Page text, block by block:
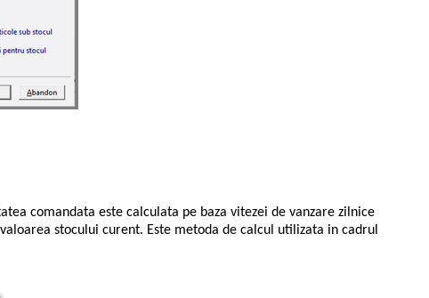
comandata este calculata pe baza vitezei de vanzare zilnice
stocului curent. Este metoda de calcul utilizata in cadrul